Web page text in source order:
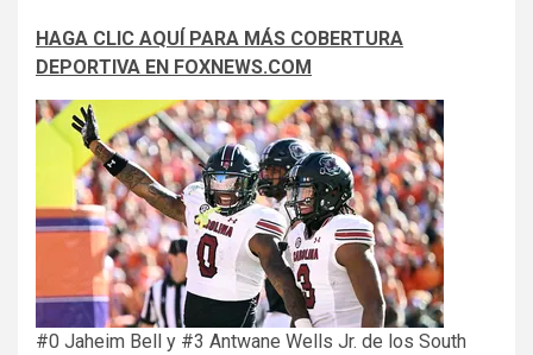
HAGA CLIC AQUÍ PARA MÁS COBERTURA
DEPORTIVA EN FOXNEWS.COM
#0 Jaheim Bell y #3 Antwane Wells Jr. de los South